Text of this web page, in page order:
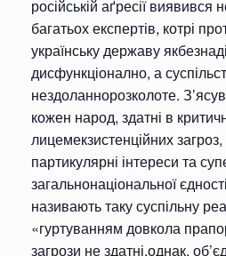
російській аґресії
багатьох експертів, котрі
українську державу
дисфункціонално, а
нездоланнорозколоте.
кожен народ, здатні в
лицемекзистенційних
партикулярні інтереси та
загальнонаціональної
називають таку суспільну
«гуртуванням довкола
загрози не здатні,однак,